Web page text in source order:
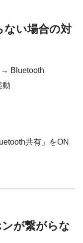
ない場合の対
Bluetooth
動
共有」をON
ンが繋がらな